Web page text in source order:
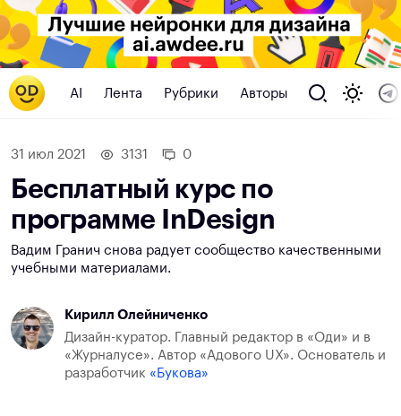
AI Лента Рубрики Авторы
31 июл 2021 3131 0
Бесплатный курс по
программе InDesign
Вадим Гранич снова радует сообщество качественными
учебными материалами.
Кирилл Олейниченко
Дизайн-куратор. Главный редактор в «Оди» и в
«Журналусе». Автор «Адового UX». Основатель и
разработчик «Букова»